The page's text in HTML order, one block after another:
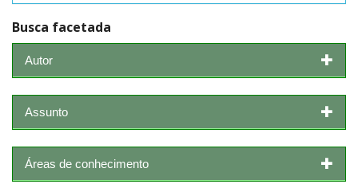
Busca facetada
Autor
Assunto
Áreas de conhecimento